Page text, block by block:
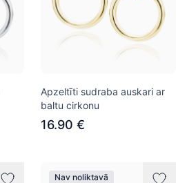
Apzeltīti sudraba auskari ar
baltu cirkonu
16.90 €
Nav noliktavā